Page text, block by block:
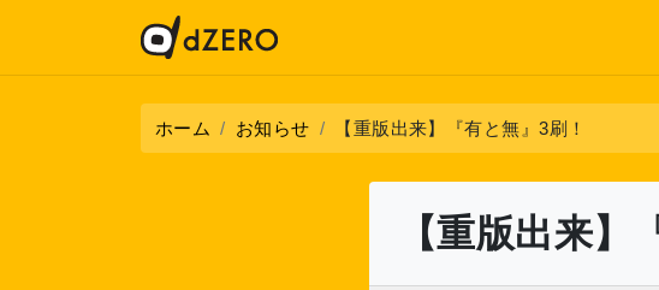
ホーム お知らせ 【重版出来】『有と無』3刷！
【重版出来】